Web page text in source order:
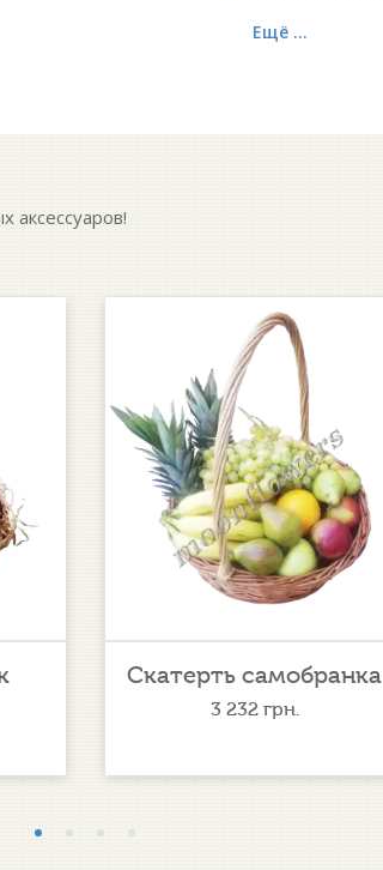
Ещё ...
аксессуаров!
Скатерть самобранка
3 232 грн.